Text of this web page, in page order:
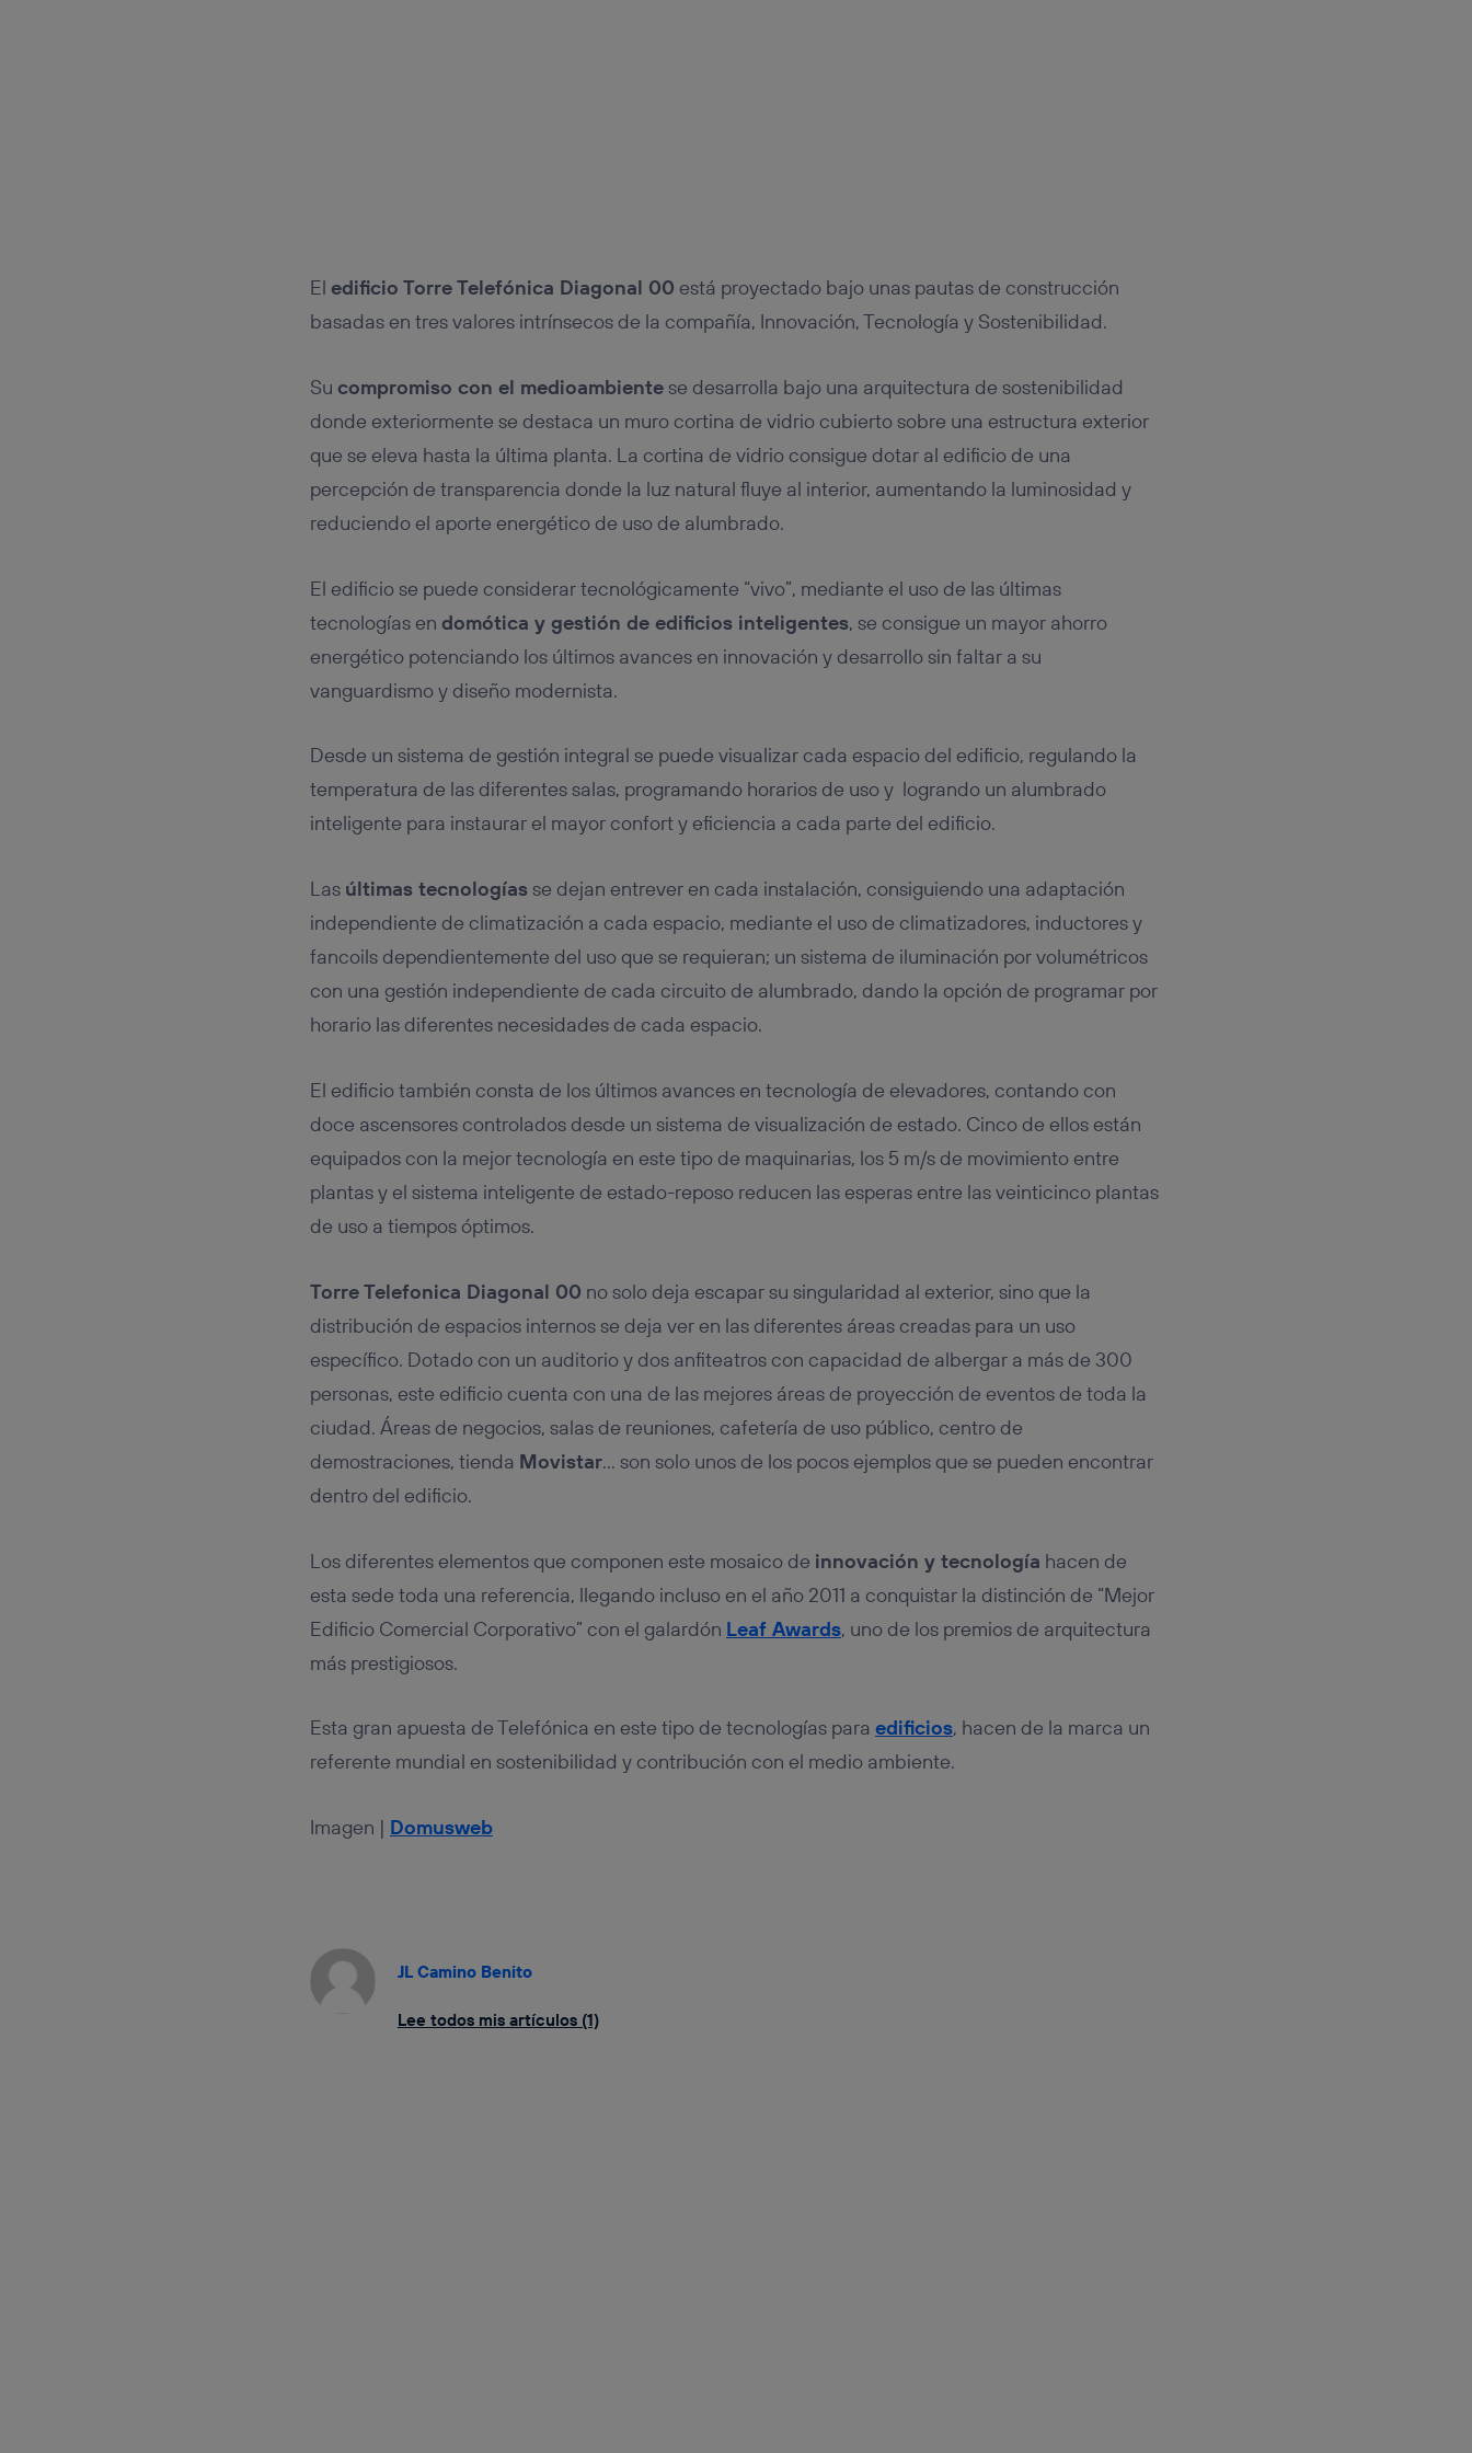
El edificio Torre Telefónica Diagonal 00 está proyectado bajo unas pautas de construcción
basadas en tres valores intrínsecos de la compañía, Innovación, Tecnología y Sostenibilidad.
Su compromiso con el medioambientese desarrolla bajo una arquitectura de sostenibilidad
donde exteriormente se destaca un muro cortina de vidrio cubierto sobre una estructura exterior
que se eleva hasta la última planta. La cortina de vidrio consigue dotar al edificio de una
percepción de transparencia donde la luz natural fluye al interior, aumentando la luminosidad y
reduciendo el aporte energético de uso de alumbrado.
El edificio se puede considerar tecnológicamente “vivo”, mediante el uso de las últimas
tecnologías en domótica y gestión de edificios inteligentes, se consigue un mayor ahorro
energético potenciando los últimos avances en innovación y desarrollo sin faltar a su
vanguardismo y diseño modernista.
Desde un sistema de gestión integral se puede visualizar cada espacio del edificio, regulando la
temperatura de las diferentes salas, programando horarios de uso y logrando un alumbrado
inteligente para instaurar el mayor confort y eficiencia a cada parte del edificio.
Las últimas tecnologíasse dejan entrever en cada instalación, consiguiendo una adaptación
independiente de climatización a cada espacio, mediante el uso de climatizadores, inductores y
fancoils dependientemente del uso que se requieran; un sistema de iluminación por volumétricos
con una gestión independiente de cada circuito de alumbrado, dando la opción de programar por
horario las diferentes necesidades de cada espacio.
El edificio también consta de los últimos avances en tecnología de elevadores, contando con
doce ascensores controlados desde un sistema de visualización de estado. Cinco de ellos están
equipados con la mejor tecnología en este tipo de maquinarias, los 5 m/s de movimiento entre
plantas y el sistema inteligente de estado-reposo reducen las esperas entre las veinticinco plantas
de uso a tiempos óptimos.
Torre Telefonica Diagonal 00 no solo deja escapar su singularidad al exterior, sino que la
distribución de espacios internos se deja ver en las diferentes áreas creadas para un uso
específico. Dotado con un auditorio y dos anfiteatros con capacidad de albergar a más de 300
personas, este edificio cuenta con una de las mejores áreas de proyección de eventos de toda la
ciudad. Áreas de negocios, salas de reuniones, cafetería de uso público, centro de
demostraciones, tienda Movistar… son solo unos de los pocos ejemplos que se pueden encontrar
dentro del edificio.
Los diferentes elementos que componen este mosaico de innovación y tecnología hacen de
esta sede toda una referencia, llegando incluso en el año 2011 a conquistar la distinción de “Mejor
Edificio Comercial Corporativo” con el galardón Leaf Awards, uno de los premios de arquitectura
más prestigiosos.
Esta gran apuesta de Telefónica en este tipo de tecnologías para edificios, hacen de la marca un
referente mundial en sostenibilidad y contribución con el medio ambiente.
Imagen | Domusweb
JL Camino Benito
Lee todos mis artículos (1)